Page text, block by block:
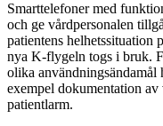
Smarttelefoner med
och ge vårdpersonalen
patientens helhetssituation
nya K-flygeln togs i bruk.
olika användningsändamål
exempel dokumentation
patientlarm.